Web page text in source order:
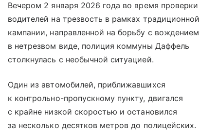
Вечером 2 января 2026 года во время проверки
водителей на трезвость в рамках традиционной
кампании, направленной на борьбу с вождением
в нетрезвом виде, полиция коммуны Даффель
столкнулась с необычной ситуацией.
Один из автомобилей, приближавшихся
к контрольно-пропускному пункту, двигался
с крайне низкой скоростью и остановился
за несколько десятков метров до полицейских.